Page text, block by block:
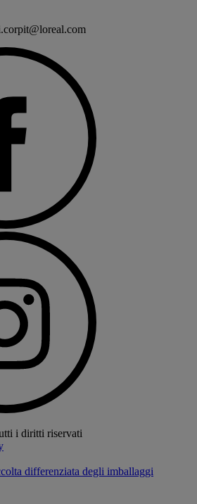
i diritti riservati
differenziata degli imballaggi